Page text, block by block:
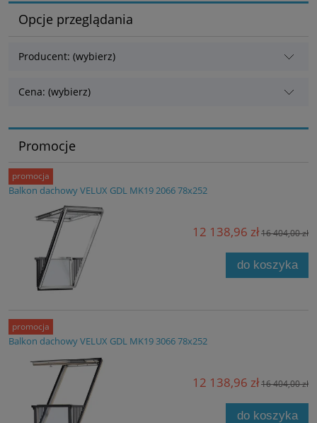
Opcje przeglądania
Producent: (wybierz)
Cena: (wybierz)
Promocje
Balkon dachowy VELUX GDL MK19 2066 78x252
12 138,96 zł16 404,00 zł
do koszyka
promocja
Balkon dachowy VELUX GDL MK19 3066 78x252
12 138,96 zł16 404,00 zł
do koszyka
promocja